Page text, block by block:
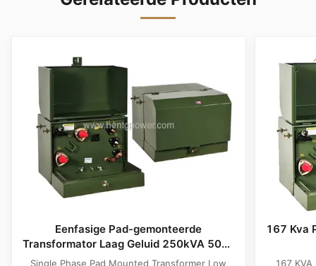
Eenfasige Pad-gemonteerde
Transformator Laag Geluid 250kVA 50Hz
Oliegevuld
Single Phase Pad Mounted Transformer Low
167 Kva
167